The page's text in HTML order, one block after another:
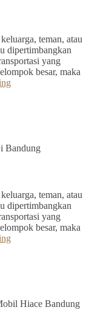
teman, atau
dipertimbangkan
yang
besar, maka
Bandung
teman, atau
dipertimbangkan
yang
besar, maka
Hiace Bandung